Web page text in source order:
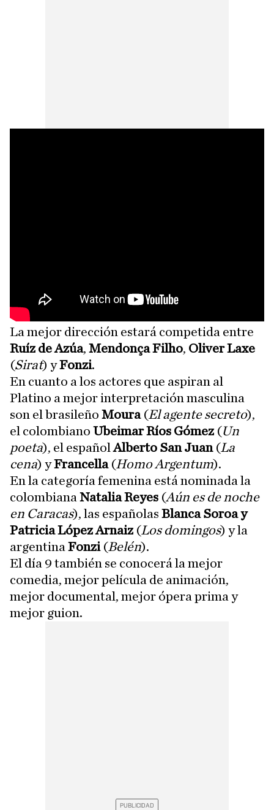
La mejor dirección estará competida entre
Ruíz de Azúa, Mendonça Filho, Oliver Laxe
(Sirat) yFonzi.
En cuanto a los actores que aspiran al
Platino a mejor interpretación masculina
son el brasileño Moura (El agente secreto),
el colombiano Ubeimar Ríos Gómez(Un
poeta), el españolAlberto San Juan(La
cena) yFrancella (Homo Argentum).
En la categoría femenina está nominada la
colombiana Natalia Reyes (Aún es de noche
en Caracas), las españolas Blanca Soroa y
Patricia López Arnaiz(Los domingos) y la
argentina Fonzi (Belén).
El día 9 también se conocerá la mejor
comedia, mejor película de animación,
mejor documental, mejor ópera prima y
mejor guion.